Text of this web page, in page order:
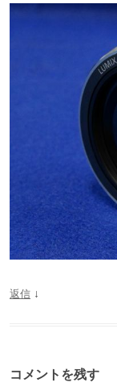
返信 ↓
コメントを残す